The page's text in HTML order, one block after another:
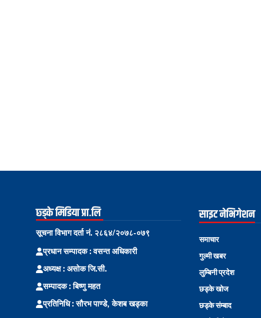
छ्ड्के मिडिया प्रा.लि
सूचना विभाग दर्ता नं. २८६४/२०७८-०७९
प्रधान सम्पादक : वसन्त अधिकारी
अध्यक्ष : असोक जि.सी.
सम्पादक : बिष्णु महत
प्रतिनिधि : सौरभ पाण्डे, केशब खड्का
साइट नेभिगेशन
समाचार
गुल्मी खबर
लुम्बिनी प्रदेश
छड्के खोज
छड्के संम्बाद